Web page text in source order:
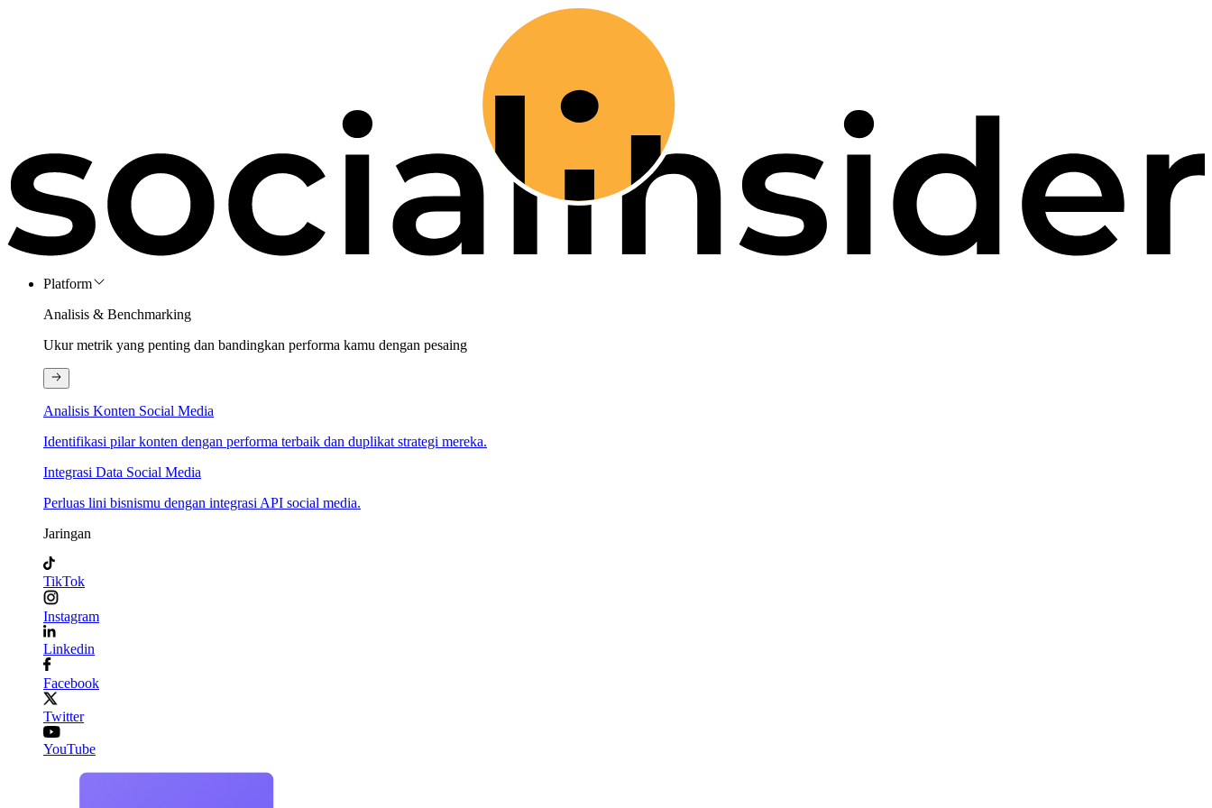
Platform
Analisis & Benchmarking
Ukur metrik yang penting dan bandingkan performa kamu dengan pesaing
Analisis Konten Social Media
Identifikasi pilar konten dengan performa terbaik dan duplikat strategi mereka.
Integrasi Data Social Media
Perluas lini bisnismu dengan integrasi API social media.
Jaringan
TikTok
Instagram
Linkedin
Facebook
Twitter
YouTube